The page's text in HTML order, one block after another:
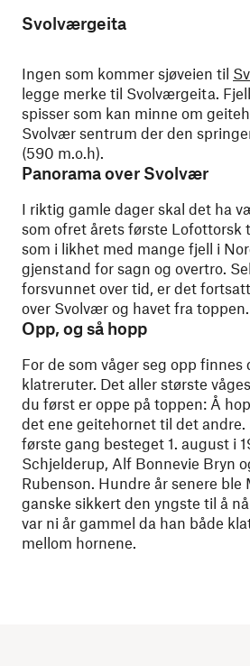
Svolværgeita
Ingen som kommer sjøveien til
legge merke til Svolværgeita.
spisser som kan minne om
Svolvær sentrum der den
(590 m.o.h).
Panorama over Svolvær
I riktig gamle dager skal det ha
som ofret årets første Lofottorsk
som i likhet med mange fjell i
gjenstand for sagn og overtro.
forsvunnet over tid, er det
over Svolvær og havet fra toppen.
Opp, og så hopp
For de som våger seg opp finnes
klatreruter. Det aller største
du først er oppe på toppen: Å
det ene geitehornet til det
første gang besteget 1. august i
Schjelderup, Alf Bonnevie Bryn
Rubenson. Hundre år senere ble
ganske sikkert den yngste til å
var ni år gammel da han både
mellom hornene.